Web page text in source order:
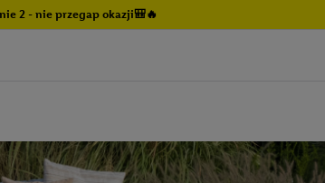
2 - nie przegap okazji🎒🔥